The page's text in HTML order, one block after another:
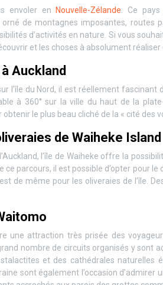
envoler en Nouvelle-Zélande . Ce
de montagnes imposantes, routes
d’activités en nature. Si vous
et les choses à absolument réaliser
Auckland
l’île du Nord, il est réellement fascinant
à 360° sur la ville du haut de la
le plus beau cliché de la « cité des
de Waiheke Island
l’île de Waiheke offre la
ce parcours, il est possible d’opter pour
de même pour les oliveraies de l’île.
une attraction très prisée des
nombre de circuits organisés y sont
et des cathédrales naturelles
sont également l’occasion